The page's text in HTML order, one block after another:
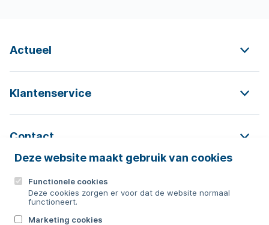
Deze website maakt gebruik van cookies
Functionele cookies
Deze cookies zorgen er voor dat de website normaal
functioneert.
Marketing cookies
Actueel
Klantenservice
Contact
Contact